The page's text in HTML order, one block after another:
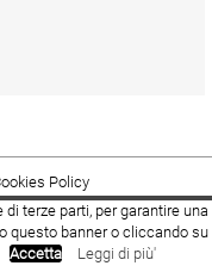
Policy
terze parti, per garantire una
questo banner o cliccando su
Accetta Leggi di più'
Facebook
Youtube